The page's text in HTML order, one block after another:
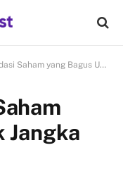
yang Bagus Untuk Jangka Panjang
Jangka